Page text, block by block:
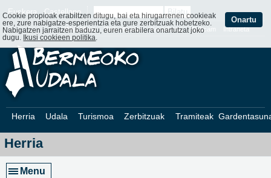
Euskera Castellano
Web Mapa Web ofizialak Kontaktatu Webcam Intraneta
Herria Udala Turismoa Zerbitzuak Tramiteak
Herria
Menu
Onartu
Cookie propioak erabiltzen ditugu, bai eta hirugarrenen cookieak
ere, zure nabigatze-esperientzia eta gure zerbitzuak hobetzeko.
Nabigatzen jarraitzen baduzu, euren erabilera onartutzat joko
dugu.
Ikusi cookieen politika